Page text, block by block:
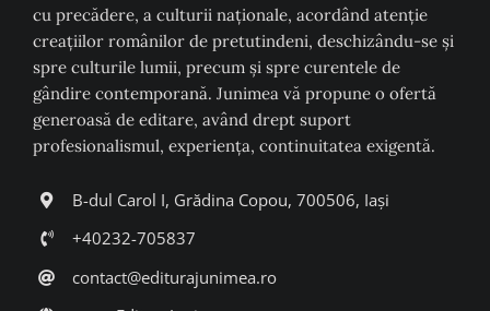
cu precădere, a culturii naţionale, acordând atenţie
creaţiilor românilor de pretutindeni, deschizându-se şi
spre culturile lumii, precum şi spre curentele de
gândire contemporană. Junimea vă propune o ofertă
generoasă de editare, având drept suport
profesionalismul, experiența, continuitatea exigentă.
B-dul Carol I, Grădina Copou, 700506, Iași
+40232-705837
contact@editurajunimea.ro